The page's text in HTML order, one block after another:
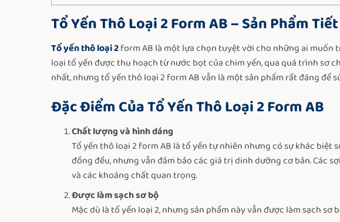
Tổ Yến Thô Loại 2 Form AB – Sản Phẩm
Tổ yến thô loại 2form AB là một lựa chọn tuyệt vời cho những ai muốn
loại tổ yến được thu hoạch từ nước bọt của chim yến, qua quá trình sơ
nhất, nhưng tổ yến thô loại 2 form AB vẫn là một sản phẩm rất đáng
Đặc Điểm Của Tổ Yến Thô Loại 2 Form AB
Chất lượng và hình dáng
Tổ yến thô loại 2 form AB là tổ yến tự nhiên nhưng có sự khác
đồng đều, nhưng vẫn đảm bảo các giá trị dinh dưỡng cơ bản. Các
và các khoáng chất quan trọng.
Được làm sạch sơ bộ
Mặc dù là tổ yến loại 2, nhưng sản phẩm này vẫn được làm sạch